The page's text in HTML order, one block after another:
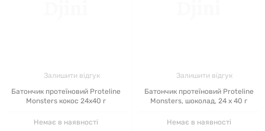
Залишити відгук
Батончик протеїновий Proteline
Monsters кокос 24х40 г
Немає в наявності
Залишити відгук
Батончик протеїновий Proteline
Monsters, шоколад, 24 x 40 г
Немає в наявності